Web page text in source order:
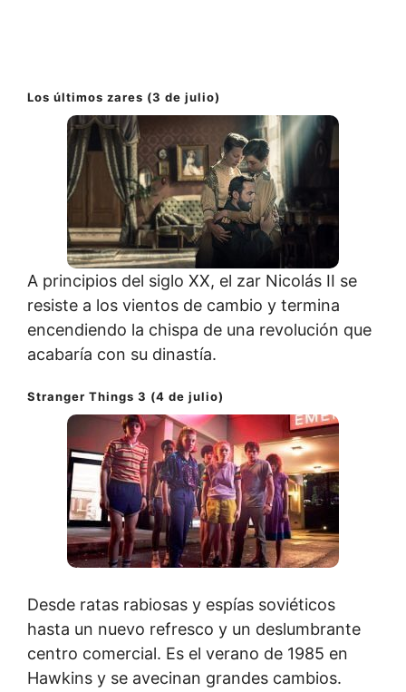
Los últimos zares (3 de julio)
A principios del siglo XX, el zar Nicolás II se
resiste a los vientos de cambio y termina
encendiendo la chispa de una revolución que
acabaría con su dinastía.
Stranger Things 3 (4 de julio)
Desde ratas rabiosas y espías soviéticos
hasta un nuevo refresco y un deslumbrante
centro comercial. Es el verano de 1985 en
Hawkins y se avecinan grandes cambios.